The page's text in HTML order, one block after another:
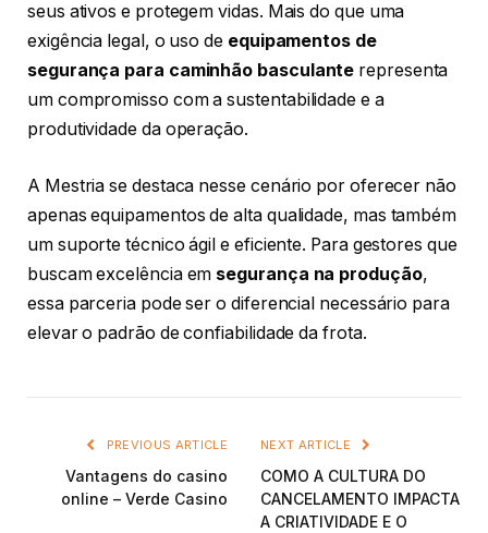
seus ativos e protegem vidas. Mais do que uma
exigência legal, o uso de equipamentos de
segurança para caminhão basculante representa
um compromisso com a sustentabilidade e a
produtividade da operação.
A Mestria se destaca nesse cenário por oferecer não
apenas equipamentos de alta qualidade, mas também
um suporte técnico ágil e eficiente. Para gestores que
buscam excelência em segurança na produção,
essa parceria pode ser o diferencial necessário para
elevar o padrão de confiabilidade da frota.
PREVIOUS ARTICLE
Vantagens do casino
online – Verde Casino
NEXT ARTICLE
COMO A CULTURA DO
CANCELAMENTO IMPACTA
A CRIATIVIDADE E O